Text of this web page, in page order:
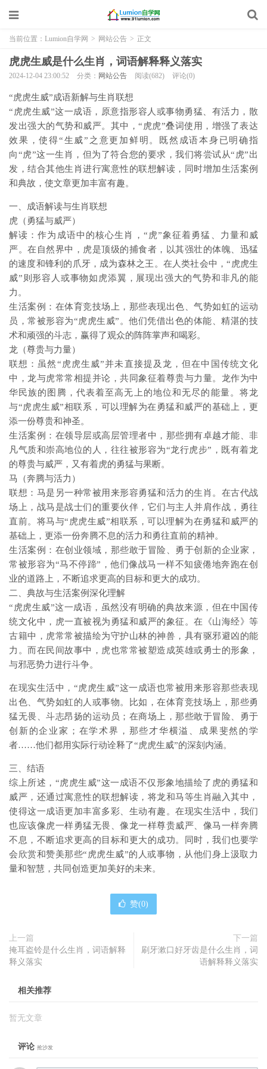
当前位置： Lumion自学网 > 网站公告 > 正文
虎虎生威是什么生肖，词语解释释义落实
2024-12-04 23:00:52 分类： 网站公告 阅读(682) 评论(0)
“虎虎生威”成语新解与生肖联想
“虎虎生威”这一成语，原意指形容人或事物勇猛、有活力，散
发出强大的气势和威严。其中，“虎虎”叠词使用，增强了表达
效果，使得“生威”之意更加鲜明。既然成语本身已明确指
向“虎”这一生肖，但为了符合您的要求，我们将尝试从“虎”出
发，结合其他生肖进行寓意性的联想解读，同时增加生活案例
和典故，使文章更加丰富有趣。
一、成语解读与生肖联想
虎（勇猛与威严）
解读：作为成语中的核心生肖，“虎”象征着勇猛、力量和威
严。在自然界中，虎是顶级的捕食者，以其强壮的体魄、迅猛
的速度和锋利的爪牙，成为森林之王。在人类社会中，“虎虎生
威”则形容人或事物如虎添翼，展现出强大的气势和非凡的能
力。
生活案例：在体育竞技场上，那些表现出色、气势如虹的运动
员，常被形容为“虎虎生威”。他们凭借出色的体能、精湛的技
术和顽强的斗志，赢得了观众的阵阵掌声和喝彩。
龙（尊贵与力量）
联想：虽然“虎虎生威”并未直接提及龙，但在中国传统文化
中，龙与虎常常相提并论，共同象征着尊贵与力量。龙作为中
华民族的图腾，代表着至高无上的地位和无尽的能量。将龙
与“虎虎生威”相联系，可以理解为在勇猛和威严的基础上，更
添一份尊贵和神圣。
生活案例：在领导层或高层管理者中，那些拥有卓越才能、非
凡气质和崇高地位的人，往往被形容为“龙行虎步”，既有着龙
的尊贵与威严，又有着虎的勇猛与果断。
马（奔腾与活力）
联想：马是另一种常被用来形容勇猛和活力的生肖。在古代战
场上，战马是战士们的重要伙伴，它们与主人并肩作战，勇往
直前。将马与“虎虎生威”相联系，可以理解为在勇猛和威严的
基础上，更添一份奔腾不息的活力和勇往直前的精神。
生活案例：在创业领域，那些敢于冒险、勇于创新的企业家，
常被形容为“马不停蹄”，他们像战马一样不知疲倦地奔跑在创
业的道路上，不断追求更高的目标和更大的成功。
二、典故与生活案例深化理解
“虎虎生威”这一成语，虽然没有明确的典故来源，但在中国传
统文化中，虎一直被视为勇猛和威严的象征。在《山海经》等
古籍中，虎常常被描绘为守护山林的神兽，具有驱邪避凶的能
力。而在民间故事中，虎也常常被塑造成英雄或勇士的形象，
与邪恶势力进行斗争。
在现实生活中，“虎虎生威”这一成语也常被用来形容那些表现
出色、气势如虹的人或事物。比如，在体育竞技场上，那些勇
猛无畏、斗志昂扬的运动员；在商场上，那些敢于冒险、勇于
创新的企业家；在学术界，那些才华横溢、成果斐然的学
者……他们都用实际行动诠释了“虎虎生威”的深刻内涵。
三、结语
综上所述，“虎虎生威”这一成语不仅形象地描绘了虎的勇猛和
威严，还通过寓意性的联想解读，将龙和马等生肖融入其中，
使得这一成语更加丰富多彩、生动有趣。在现实生活中，我们
也应该像虎一样勇猛无畏、像龙一样尊贵威严、像马一样奔腾
不息，不断追求更高的目标和更大的成功。同时，我们也要学
会欣赏和赞美那些“虎虎生威”的人或事物，从他们身上汲取力
量和智慧，共同创造更加美好的未来。
赞(0)
上一篇
掩耳盗铃是什么生肖，词语解释
释义落实
下一篇
刷牙漱口好牙齿是什么生肖，词
语解释释义落实
相关推荐
暂无文章
评论 抢沙发